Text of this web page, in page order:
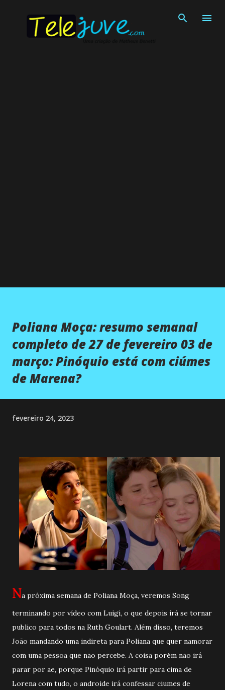
Poliana Moça: resumo semanal
completo de 27 de fevereiro 03 de
março: Pinóquio está com ciúmes
de Marena?
fevereiro 24, 2023
Na próxima semana de Poliana Moça, veremos Song
terminando por vídeo com Luigi, o que depois irá se tornar
publico para todos na Ruth Goulart. Além disso, teremos
João mandando uma indireta para Poliana que quer namorar
com uma pessoa que não percebe. A coisa porém não irá
parar por ae, porque Pinóquio irá partir para cima de
Lorena com tudo, o androide irá confessar ciumes de